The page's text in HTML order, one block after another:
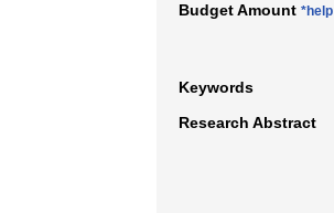
Budget Amount *help
Keywords
Research Abstract